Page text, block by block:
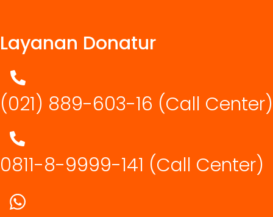
Layanan Donatur
(021) 889-603-16 (Call Center)
0811-8-9999-141 (Call Center)